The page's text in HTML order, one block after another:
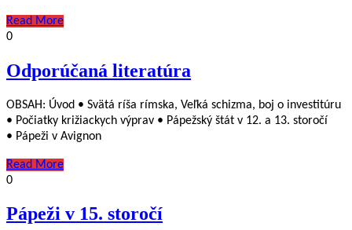
Read More
0
Odporúčaná literatúra
OBSAH: Úvod • Svätá ríša rímska, Veľká schizma, boj o investitúru
• Počiatky križiackych výprav • Pápežský štát v 12. a 13. storočí
• Pápeži v Avignon
Read More
0
Pápeži v 15. storočí